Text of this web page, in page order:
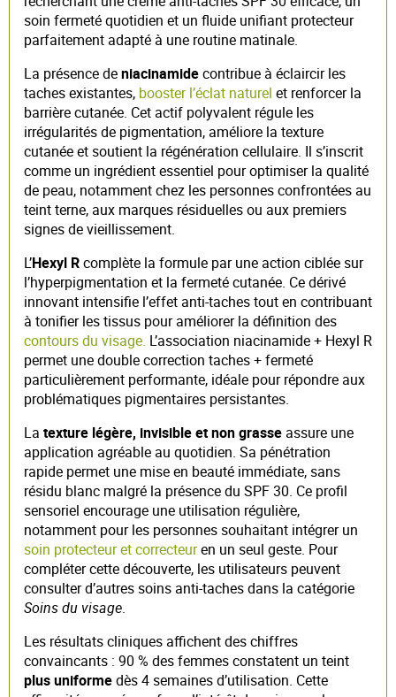
soin fermeté quotidien et un fluide unifiant protecteur
parfaitement adapté à une routine matinale.
La présence deniacinamidecontribue à éclaircir les
taches existantes, booster l’éclat naturel et renforcer la
barrière cutanée. Cet actif polyvalent régule les
irrégularités de pigmentation, améliore la texture
cutanée et soutient la régénération cellulaire. Il s’inscrit
comme un ingrédient essentiel pour optimiser la qualité
de peau, notamment chez les personnes confrontées au
teint terne, aux marques résiduelles ou aux premiers
signes de vieillissement.
L’Hexyl Rcomplète la formule par une action ciblée sur
l’hyperpigmentation et la fermeté cutanée. Ce dérivé
innovant intensifie l’effet anti-taches tout en contribuant
à tonifier les tissus pour améliorer la définition des
contours du visage. L’association niacinamide + Hexyl R
permet une double correction taches + fermeté
particulièrement performante, idéale pour répondre aux
problématiques pigmentaires persistantes.
La texture légère, invisible et non grasse assure une
application agréable au quotidien. Sa pénétration
rapide permet une mise en beauté immédiate, sans
résidu blanc malgré la présence du SPF 30. Ce profil
sensoriel encourage une utilisation régulière,
notamment pour les personnes souhaitant intégrer un
soin protecteur et correcteuren un seul geste. Pour
compléter cette découverte, les utilisateurs peuvent
consulter d’autres soins anti-taches dans la catégorie
Soins du visage.
Les résultats cliniques affichent des chiffres
convaincants : 90 % des femmes constatent un teint
plus uniformedès 4 semaines d’utilisation. Cette